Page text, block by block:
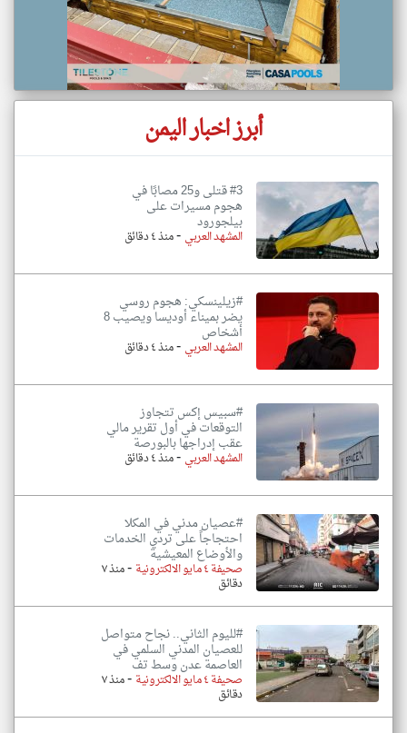
أبرز اخبار اليمن
#3 قتلى و25 مصابًا في
هجوم مسيرات على
بيلجورود
المشهد العربي -منذ ٤ دقائق
#زيلينسكي: هجوم روسي
يضر بميناء أوديسا ويصيب 8
أشخاص
المشهد العربي -منذ ٤ دقائق
#سبيس إكس تتجاوز
التوقعات في أول تقرير مالي
عقب إدراجها بالبورصة
المشهد العربي-منذ ٤ دقائق
#عصيان مدني في المكلا
احتجاجاً على تردي الخدمات
والأوضاع المعيشية
صحيفة ٤ مايو الالكترونية - منذ ٧
دقائق
#لليوم الثاني.. نجاح متواصل
للعصيان المدني السلمي في
العاصمة عدن وسط تف
صحيفة ٤ مايو الالكترونية - منذ ٧
دقائق